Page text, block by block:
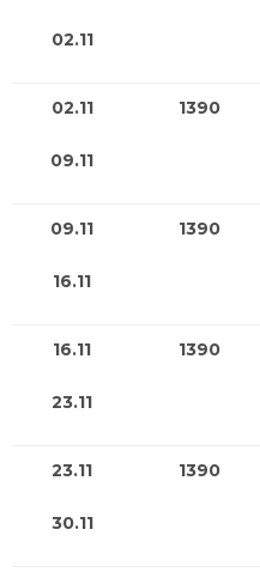
02.11
02.11
09.11
1390
09.11
16.11
1390
16.11
23.11
1390
23.11
30.11
1390